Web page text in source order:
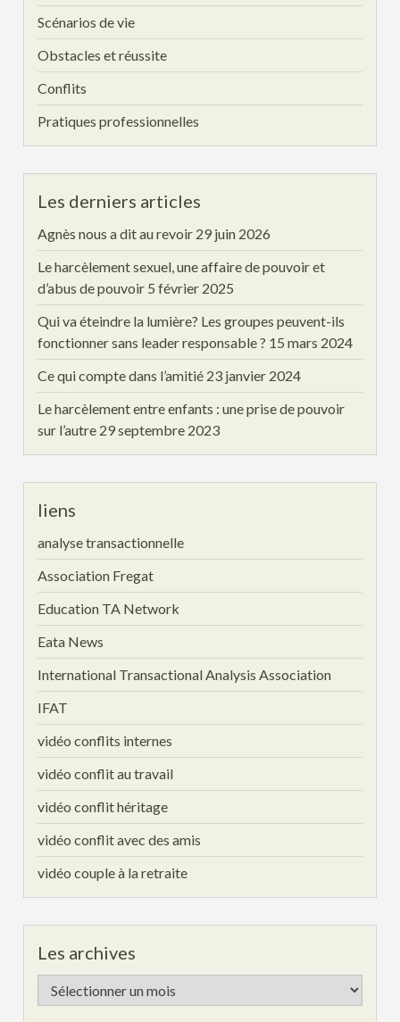
Scénarios de vie
Obstacles et réussite
Conflits
Pratiques professionnelles
Les derniers articles
Agnès nous a dit au revoir 29 juin 2026
Le harcèlement sexuel, une affaire de pouvoir et
d’abus de pouvoir 5 février 2025
Qui va éteindre la lumière? Les groupes peuvent-ils
fonctionner sans leader responsable ? 15 mars 2024
Ce qui compte dans l’amitié 23 janvier 2024
Le harcèlement entre enfants : une prise de pouvoir
sur l’autre 29 septembre 2023
liens
analyse transactionnelle
Association Fregat
Education TA Network
Eata News
International Transactional Analysis Association
IFAT
vidéo conflits internes
vidéo conflit au travail
vidéo conflit héritage
vidéo conflit avec des amis
vidéo couple à la retraite
Les archives
Les
archives